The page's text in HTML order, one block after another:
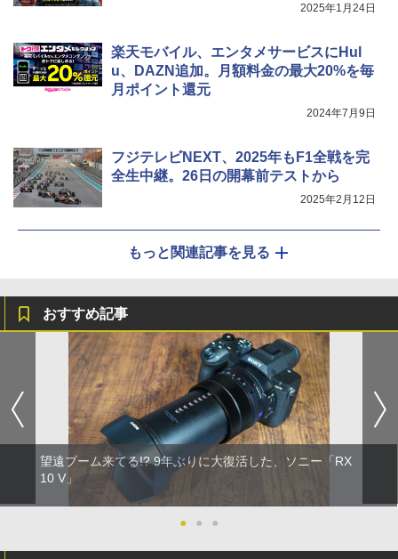
2025年1月24日
楽天モバイル、エンタメサービスにHul
u、DAZN追加。月額料金の最大20%を毎
月ポイント還元
2024年7月9日
フジテレビNEXT、2025年もF1全戦を完
全生中継。26日の開幕前テストから
2025年2月12日
もっと関連記事を見る
おすすめ記事
望遠ブーム来てる!? 9年ぶりに大復活した、ソニー「RX
10 V」
● ● ●